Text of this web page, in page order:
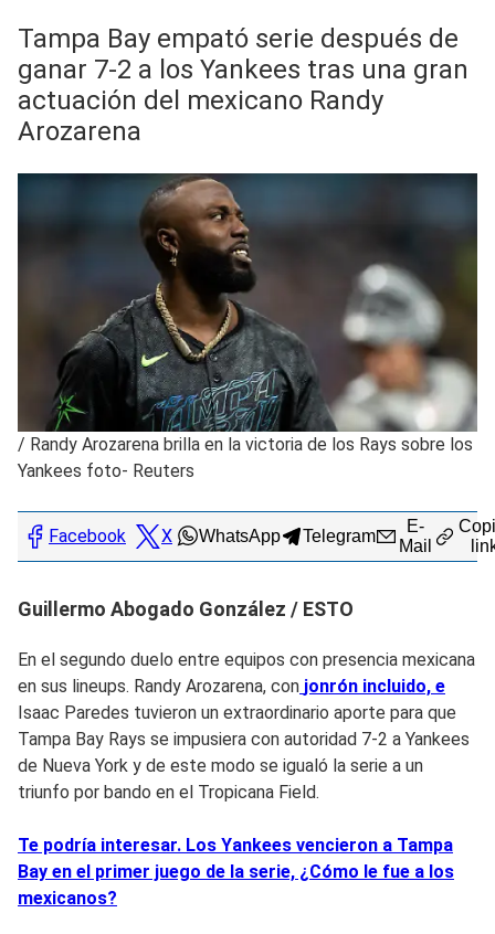
Tampa Bay empató serie después de
ganar 7-2 a los Yankees tras una gran
actuación del mexicano Randy
Arozarena
/ Randy Arozarena brilla en la victoria de los Rays sobre los
Yankees foto- Reuters
Facebook X WhatsApp Telegram
E-
Mail
Guillermo Abogado González / ESTO
En el segundo duelo entre equipos con presencia mexicana
en sus lineups. Randy Arozarena, con jonrón incluido, e
Isaac Paredes tuvieron un extraordinario aporte para que
Tampa Bay Rays se impusiera con autoridad 7-2 a Yankees
de Nueva York y de este modo se igualó la serie a un
triunfo por bando en el Tropicana Field.
Te podría interesar. Los Yankees vencieron a Tampa
Bay en el primer juego de la serie, ¿Cómo le fue a los
mexicanos?